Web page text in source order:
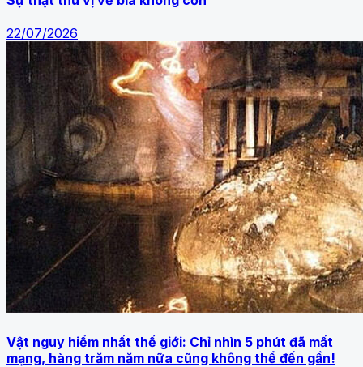
22/07/2026
Vật nguy hiểm nhất thế giới: Chỉ nhìn 5 phút đã mất
mạng, hàng trăm năm nữa cũng không thể đến gần!